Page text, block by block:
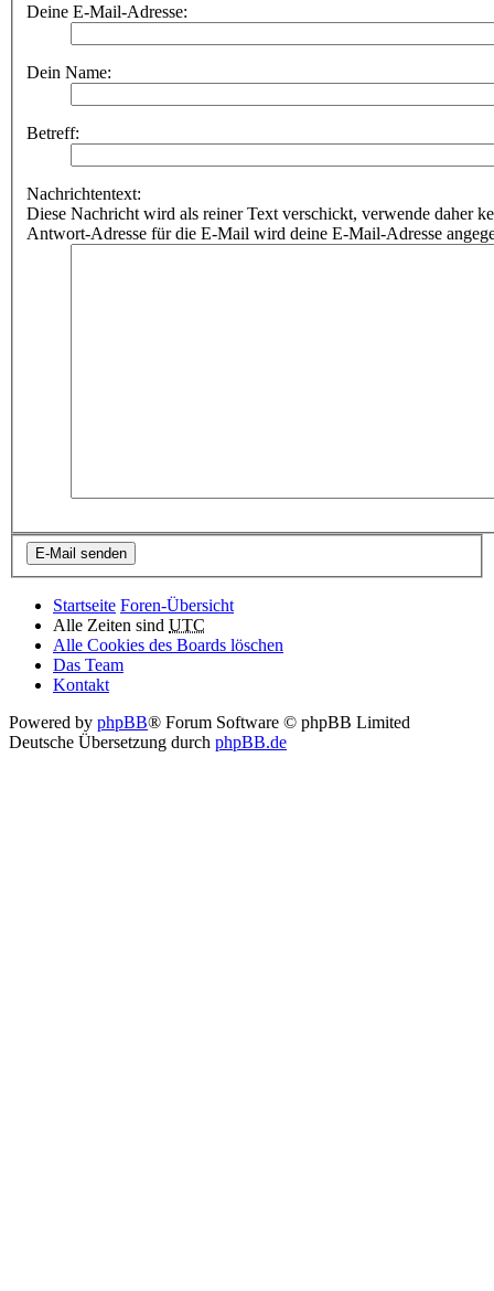
Deine E-Mail-Adresse:
Dein Name:
Betreff:
Nachrichtentext:
Diese Nachricht wird als reiner Text verschickt, verwende daher
Antwort-Adresse für die E-Mail wird deine E-Mail-Adresse
Startseite Foren-Übersicht
Alle Zeiten sind UTC
Alle Cookies des Boards löschen
Das Team
Kontakt
Powered by phpBB® Forum Software © phpBB Limited
Deutsche Übersetzung durch phpBB.de